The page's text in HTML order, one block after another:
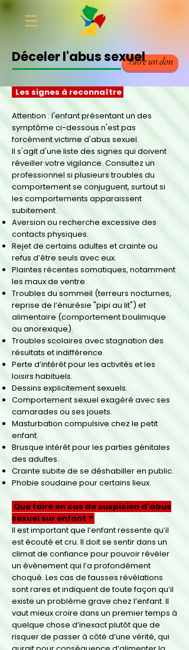
Faire un don
Déceler l'abus sexuel
Les signes à reconnaître
Attention : l'enfant présentant un des
symptôme ci-dessous n'est pas
forcément victime d'abus sexuel.
Il s'agit d'une liste des signes qui doivent
réveiller votre vigilance. Consultez un
professionnel si plusieurs troubles du
comportement se conjuguent, surtout si
les comportements apparaissent
subitement.
Aversion ou recherche excessive des
contacts physiques.
Rejet de certains adultes et crainte ou
refus d’être seuls avec eux.
Plaintes récentes somatiques, notamment
les maux de ventre.
Troubles du sommeil (terreurs nocturnes,
reprise de l’énurésie "pipi au lit") et
alimentaire (comportement boulimique
ou anorexique).
Troubles scolaires avec stagnation des
résultats et indifférence.
Perte d’intérêt pour les activités et les
loisirs habituels.
Dessins explicitement sexuels.
Comportement sexuel exagéré avec ses
camarades ou ses jouets.
Masturbation compulsive chez le petit
enfant.
Brusque intérêt pour les parties génitales
des adultes.
Crainte subite de se déshabiller en public.
Phobie soudaine pour certains lieux.
Que faire en cas de suspicion d'abus
sexuel sur enfant ?
Il est important que l’enfant ressente qu’il
est écouté et cru. Il doit se sentir dans un
climat de confiance pour pouvoir révéler
un évènement qui l’a profondément
choqué. Les cas de fausses révélations
sont rares et indiquent de toute façon qu’il
existe un problème grave chez l’enfant. Il
vaut mieux croire dans un premier temps à
quelque chose d’inexact plutôt que de
risquer de passer à côté d’une vérité, qui